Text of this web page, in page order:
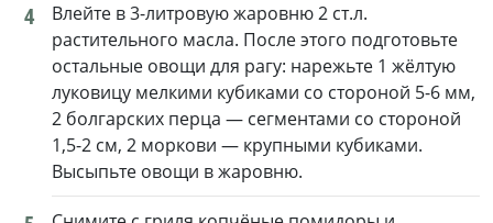
4
Влейте в 3-литровую жаровню 2 ст.л.
растительного масла. После этого подготовьте
остальные овощи для рагу: нарежьте 1 жёлтую
луковицу мелкими кубиками со стороной 5-6 мм,
2 болгарских перца — сегментами со стороной
1,5-2 см, 2 моркови — крупными кубиками.
Высыпьте овощи в жаровню.